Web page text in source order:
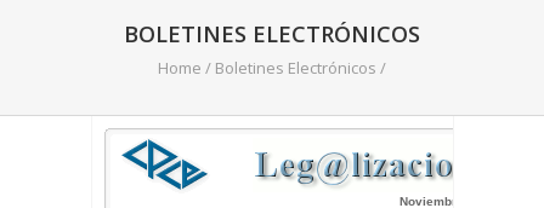
BOLETINES ELECTRÓNICOS
Home / Boletines Electrónicos /